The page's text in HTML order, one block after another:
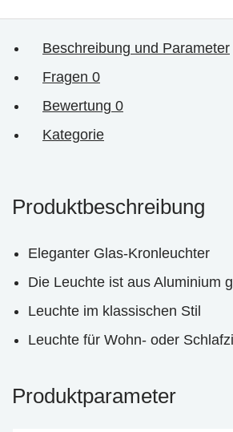
Beschreibung und Parameter
Fragen 0
Bewertung 0
Kategorie
Produktbeschreibung
Eleganter Glas-Kronleuchter
Die Leuchte ist aus Aluminium
Leuchte im klassischen Stil
Leuchte für Wohn- oder
Produktparameter